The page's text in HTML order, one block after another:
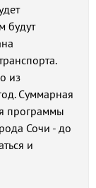
будут
из
Суммарная
программы
Сочи - до
и